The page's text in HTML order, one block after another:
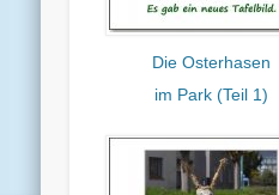
Die Osterhasen
im Park (Teil 1)